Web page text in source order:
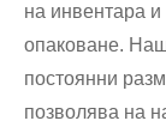
на инвентара
опаковане.
постоянни
позволява на